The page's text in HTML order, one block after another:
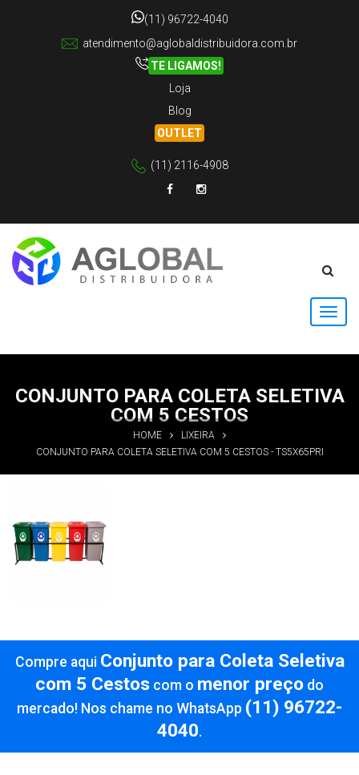
(11) 96722-4040
atendimento@aglobaldistribuidora.com.br
TE LIGAMOS!
Loja
Blog
OUTLET
(11) 2116-4908
CONJUNTO PARA COLETA SELETIVA
COM 5 CESTOS
HOME
LIXEIRA
CONJUNTO PARA COLETA SELETIVA COM 5 CESTOS - TS5X65PRI
Compre aqui Conjunto para Coleta Seletiva
com 5 Cestos com o menor preço do
mercado! Nos chame no WhatsApp (11) 96722-
4040.